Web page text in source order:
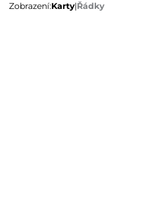
Zobrazení:Karty|Řádky